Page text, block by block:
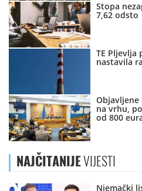
Stopa
7,62 odsto
TE Pljevlja
nastavila
na vrhu,
od 800
NAJČITANIJEVIJESTI
Njemački